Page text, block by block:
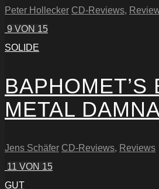
Peter Hollecker CD-Reviews,
9 VON 15
SOLIDE
BAPHOMET’S
METAL
Jens Schäfer CD-Reviews, Reviews
11 VON 15
GUT